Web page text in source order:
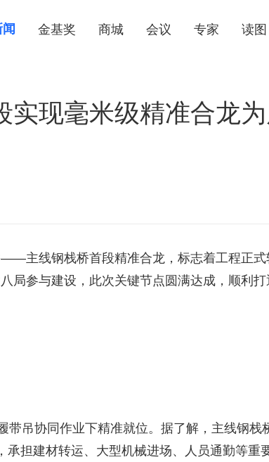
金基奖 商城 会议 专家 读图
现毫米级精准合龙
主线钢栈桥首段精准合龙，标志着工程正式
局参与建设，此次关键节点圆满达成，顺利
带吊协同作业下精准就位。据了解，主线钢栈
担建材转运、大型机械进场、人员通勤等重